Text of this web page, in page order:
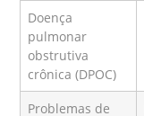
Doença
pulmonar
obstrutiva
crônica (DPOC)
Problemas de